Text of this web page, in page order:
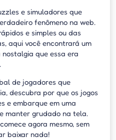
e simuladores que
fenômeno na web.
e simples ou das
aqui você encontrará um
que essa era
de jogadores que
descubra por que os jogos
e embarque em uma
manter grudado na tela.
agora mesmo, sem
baixar nada!